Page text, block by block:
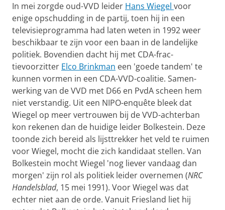
In mei zorgde oud-VVD leider Hans Wiegel voor
enige opschud­ding in de partij, toen hij in een
televisie­programma had laten weten in 1992 weer
be­schikbaar te zijn voor een baan in de landelij­ke
politiek. Bovendien dacht hij met CDA-frac­
tievoorzitter Elco Brink­man een 'goede tandem' te
kunnen vormen in een CDA-VVD-coali­tie. Samen­
werking van de VVD met D66 en PvdA scheen hem
niet ver­stan­dig. Uit een NIPO-enquête bleek dat
Wiegel op meer ver­trouwen bij de VVD-achterban
kon rekenen dan de huidige leider Bolkestein. Deze
toonde zich bereid als lijst­trekker het veld te ruimen
voor Wiegel, mocht die zich kandidaat stel­len. Van
Bolkest­ein mocht Wiegel 'nog liever vandaag dan
morgen' zijn rol als politiek leider overnemen (NRC
Han­dels­blad, 15 mei 1991). Voor Wiegel was dat
echter niet aan de orde. Vanuit Frie­sland liet hij